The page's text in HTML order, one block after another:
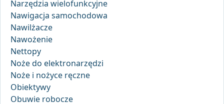
Narzędzia wielofunkcyjne
Nawigacja samochodowa
Nawilżacze
Nawożenie
Nettopy
Noże do elektronarzędzi
Noże i nożyce ręczne
Obiektywy
Obuwie robocze